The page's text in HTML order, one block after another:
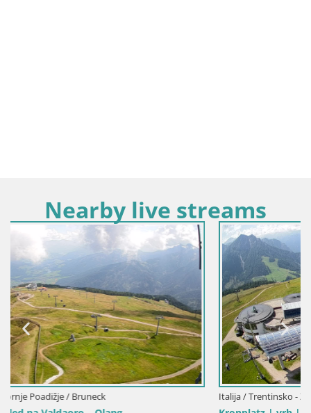
Nearby live streams
Italija / Trentinsko - Zgornje Poadižje / Bruneck